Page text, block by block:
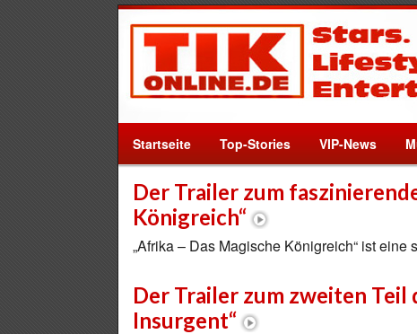
Startseite Top-Stories VIP-News
Der Trailer zum
Königreich“
„Afrika – Das Magische Königreich“ ist
Der Trailer zum zweiten Teil
Insurgent“